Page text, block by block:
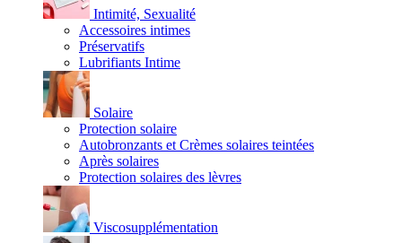
Intimité, Sexualité
Accessoires intimes
Préservatifs
Lubrifiants Intime
Solaire
Protection solaire
Autobronzants et Crèmes solaires teintées
Après solaires
Protection solaires des lèvres
Viscosupplémentation